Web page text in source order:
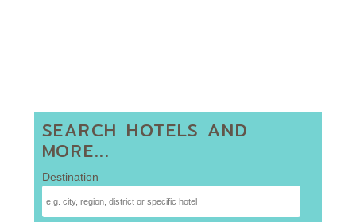
SEARCH HOTELS AND
MORE...
Destination